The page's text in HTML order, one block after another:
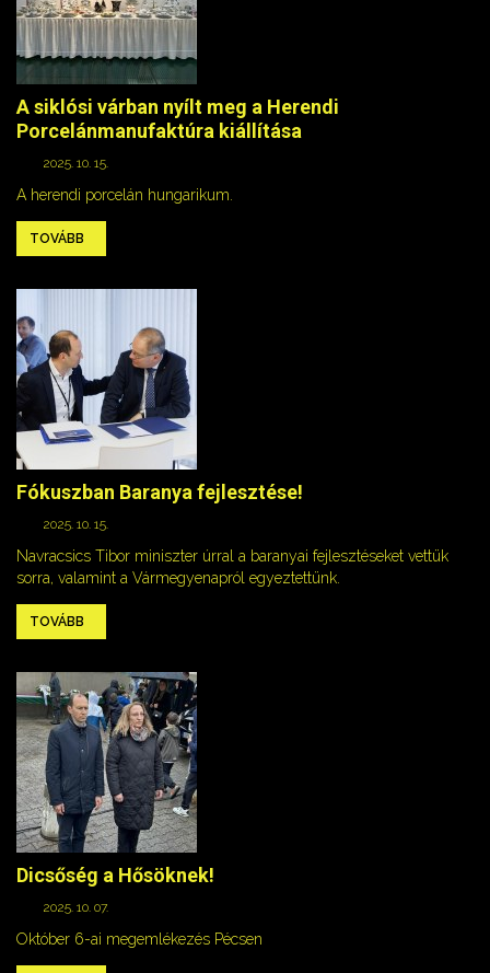
A siklósi várban nyílt meg a Herendi
Porcelánmanufaktúra kiállítása
2025. 10. 15.
A herendi porcelán hungarikum.
TOVÁBB
Fókuszban Baranya fejlesztése!
2025. 10. 15.
Navracsics Tibor miniszter úrral a baranyai fejlesztéseket vettük
sorra, valamint a Vármegyenapról egyeztettünk.
TOVÁBB
Dicsőség a Hősöknek!
2025. 10. 07.
Október 6-ai megemlékezés Pécsen